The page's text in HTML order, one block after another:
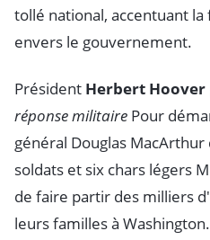
tollé national, accentuant
envers le gouvernement.
Président Herbert Hoover
réponse militaire Pour
général Douglas
soldats et six chars légers
de faire partir des milliers
leurs familles à Washington.